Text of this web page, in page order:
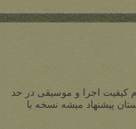
اجرا و موسیقی در حد
پیشنهاد میشه نسخه با